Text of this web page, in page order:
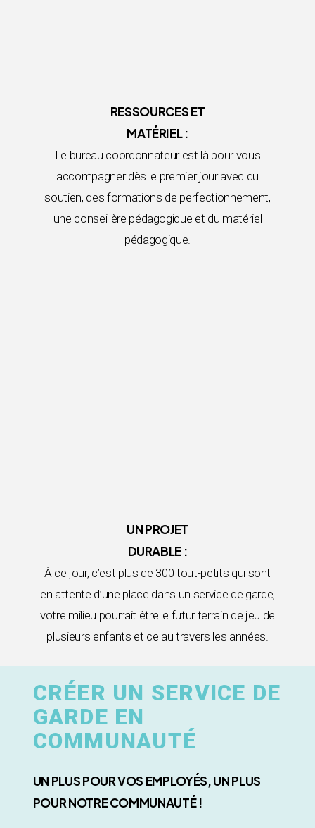
RESSOURCES ET
MATÉRIEL :
Le bureau coordonnateur est là pour vous
accompagner dès le premier jour avec du
soutien, des formations de perfectionnement,
une conseillère pédagogique et du matériel
pédagogique.
UN PROJET
DURABLE :
À ce jour, c’est plus de 300 tout-petits qui sont
en attente d’une place dans un service de garde,
votre milieu pourrait être le futur terrain de jeu de
plusieurs enfants et ce au travers les années.
CRÉER UN SERVICE DE
GARDE EN
COMMUNAUTÉ
UN PLUS POUR VOS EMPLOYÉS, UN PLUS
POUR NOTRE COMMUNAUTÉ !